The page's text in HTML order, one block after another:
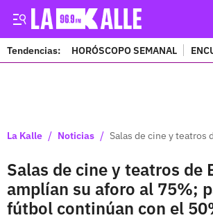
Tendencias: HORÓSCOPO SEMANAL
La Kalle / Noticias / Salas de cine y teatros
Salas de cine y teatros de
amplían su aforo al 75%;
fútbol continúan con el